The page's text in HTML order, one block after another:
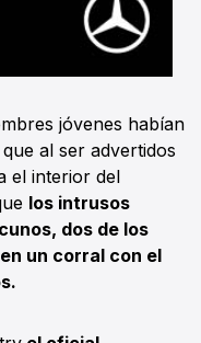
jóvenes habían
al ser advertidos
el interior del
los intrusos
dos de los
un corral con el